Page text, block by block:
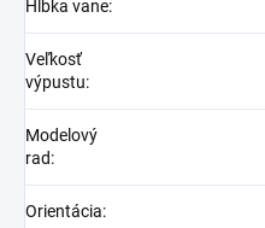
Hĺbka vane:
Veľkosť
výpustu:
Modelový
rad:
Orientácia: